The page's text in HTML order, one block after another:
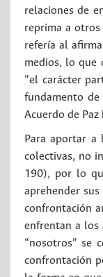
relaciones de
reprima a
refería al
medios, lo que
“el carácter
fundamento
Acuerdo de
Para aportar a
colectivas, no
190), por lo
aprehender
confrontación
enfrentan a los
“nosotros” se
confrontación